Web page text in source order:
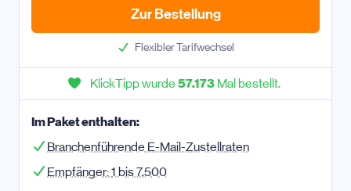
Zur Bestellung
Flexibler Tarifwechsel
KlickTipp wurde 57.173Mal bestellt.
Im Paket enthalten:
Branchenführende E-Mail-Zustellraten
Empfänger:1 bis 7.500